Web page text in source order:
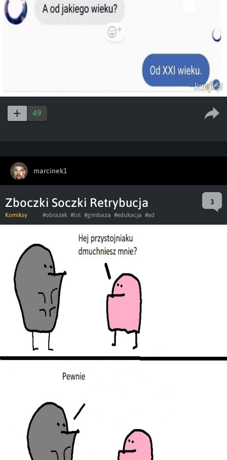
49
marcinek1
Zboczki Soczki Retrybucja 3
Komiksy #obrazek #lol #gimbaza #edukacja #xd